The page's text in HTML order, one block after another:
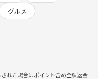
グルメ
れた場合はポイント含め全額返金